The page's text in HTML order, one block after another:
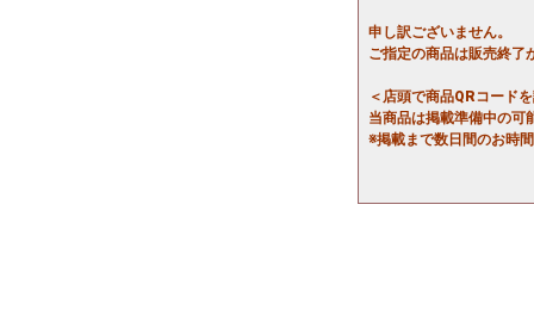
申し訳ございません。
ご指定の商品は販売終了
＜店頭で商品QRコード
当商品は掲載準備中の可
※掲載まで数日間のお時